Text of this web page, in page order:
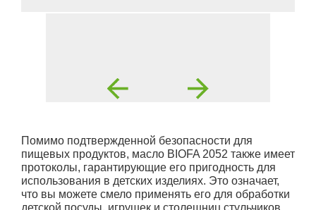
Помимо подтвержденной безопасности для
пищевых продуктов, масло BIOFA 2052 также имеет
протоколы, гарантирующие его пригодность для
использования в детских изделиях. Это означает,
что вы можете смело применять его для обработки
детской посуды, игрушек и столешниц стульчиков